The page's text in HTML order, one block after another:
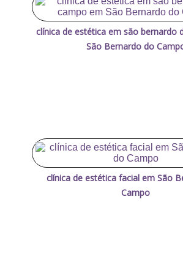
clínica de estética em são bernardo
São Bernardo do
clínica de estética facial em São
Campo